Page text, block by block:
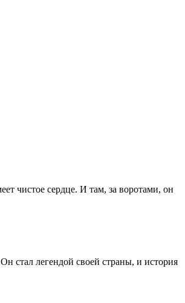
чистое сердце. И там, за воротами, он
стал легендой своей страны, и история